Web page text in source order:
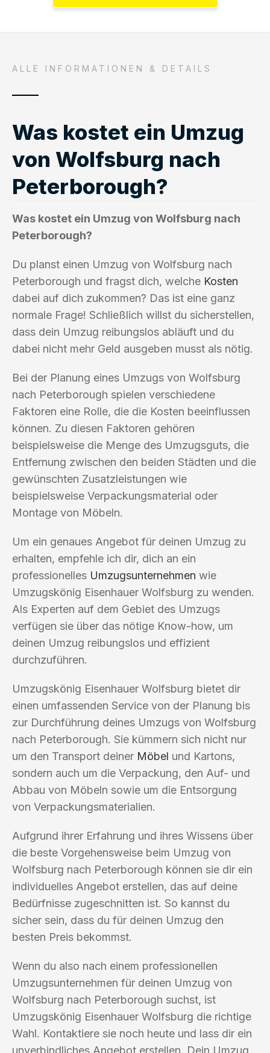
ALLE INFORMATIONEN & DETAILS
Was kostet ein Umzug
von Wolfsburg nach
Peterborough?
Was kostet ein Umzug von Wolfsburg nach
Peterborough?
Du planst einen Umzug von Wolfsburg nach
Peterborough und fragst dich, welche Kosten
dabei auf dich zukommen? Das ist eine ganz
normale Frage! Schließlich willst du sicherstellen,
dass dein Umzug reibungslos abläuft und du
dabei nicht mehr Geld ausgeben musst als nötig.
Bei der Planung eines Umzugs von Wolfsburg
nach Peterborough spielen verschiedene
Faktoren eine Rolle, die die Kosten beeinflussen
können. Zu diesen Faktoren gehören
beispielsweise die Menge des Umzugsguts, die
Entfernung zwischen den beiden Städten und die
gewünschten Zusatzleistungen wie
beispielsweise Verpackungsmaterial oder
Montage von Möbeln.
Um ein genaues Angebot für deinen Umzug zu
erhalten, empfehle ich dir, dich an ein
professionelles Umzugsunternehmen wie
Umzugskönig Eisenhauer Wolfsburg zu wenden.
Als Experten auf dem Gebiet des Umzugs
verfügen sie über das nötige Know-how, um
deinen Umzug reibungslos und effizient
durchzuführen.
Umzugskönig Eisenhauer Wolfsburg bietet dir
einen umfassenden Service von der Planung bis
zur Durchführung deines Umzugs von Wolfsburg
nach Peterborough. Sie kümmern sich nicht nur
um den Transport deiner Möbel und Kartons,
sondern auch um die Verpackung, den Auf- und
Abbau von Möbeln sowie um die Entsorgung
von Verpackungsmaterialien.
Aufgrund ihrer Erfahrung und ihres Wissens über
die beste Vorgehensweise beim Umzug von
Wolfsburg nach Peterborough können sie dir ein
individuelles Angebot erstellen, das auf deine
Bedürfnisse zugeschnitten ist. So kannst du
sicher sein, dass du für deinen Umzug den
besten Preis bekommst.
Wenn du also nach einem professionellen
Umzugsunternehmen für deinen Umzug von
Wolfsburg nach Peterborough suchst, ist
Umzugskönig Eisenhauer Wolfsburg die richtige
Wahl. Kontaktiere sie noch heute und lass dir ein
unverbindliches Angebot erstellen. Dein Umzug